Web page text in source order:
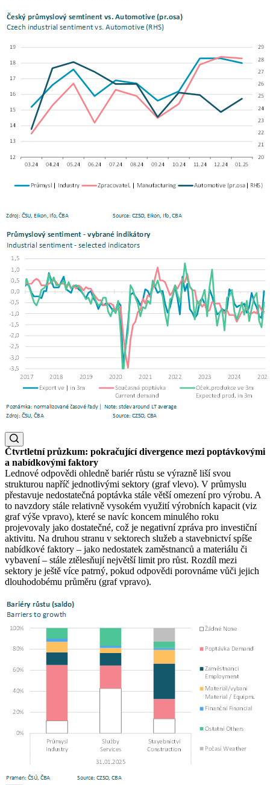
Čtvrtletní průzkum: pokračující divergence mezi poptávkovými
a nabídkovými faktory
Lednové odpovědi ohledně bariér růstu se výrazně liší svou
strukturou napříč jednotlivými sektory (graf vlevo). V průmyslu
přestavuje nedostatečná poptávka stále větší omezení pro výrobu. A
to navzdory stále relativně vysokém využití výrobních kapacit (viz
graf výše vpravo), které se navíc koncem minulého roku
projevovaly jako dostatečné, což je negativní zpráva pro investiční
aktivitu. Na druhou stranu v sektorech služeb a stavebnictví spíše
nabídkové faktory – jako nedostatek zaměstnanců a materiálu či
vybavení – stále ztělesňují největší limit pro růst. Rozdíl mezi
sektory je ještě více patrný, pokud odpovědi porovnáme vůči jejich
dlouhodobému průměru (graf vpravo).